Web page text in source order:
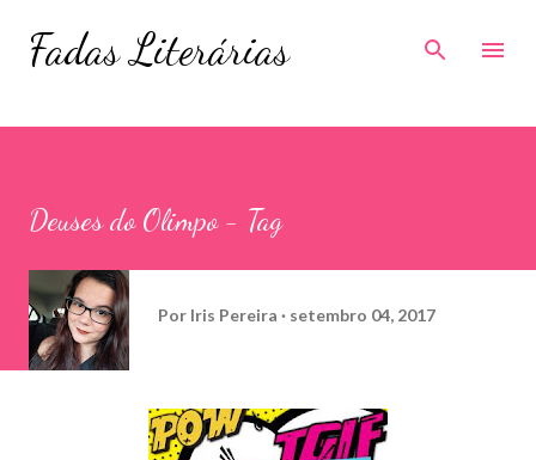
Pular para o conteúdo principal
Fadas Literárias
Deuses do Olimpo - Tag
Por Iris Pereira setembro 04, 2017